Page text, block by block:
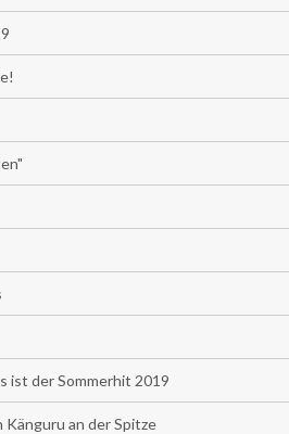
ist der Sommerhit 2019
Känguru an der Spitze